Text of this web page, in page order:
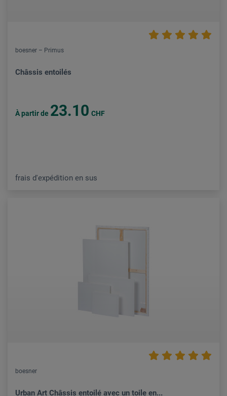
boesner – Primus
Châssis entoilés
À partir de 23.10 CHF
frais d'expédition en sus
boesner
Urban Art Châssis entoilé avec un toile en...